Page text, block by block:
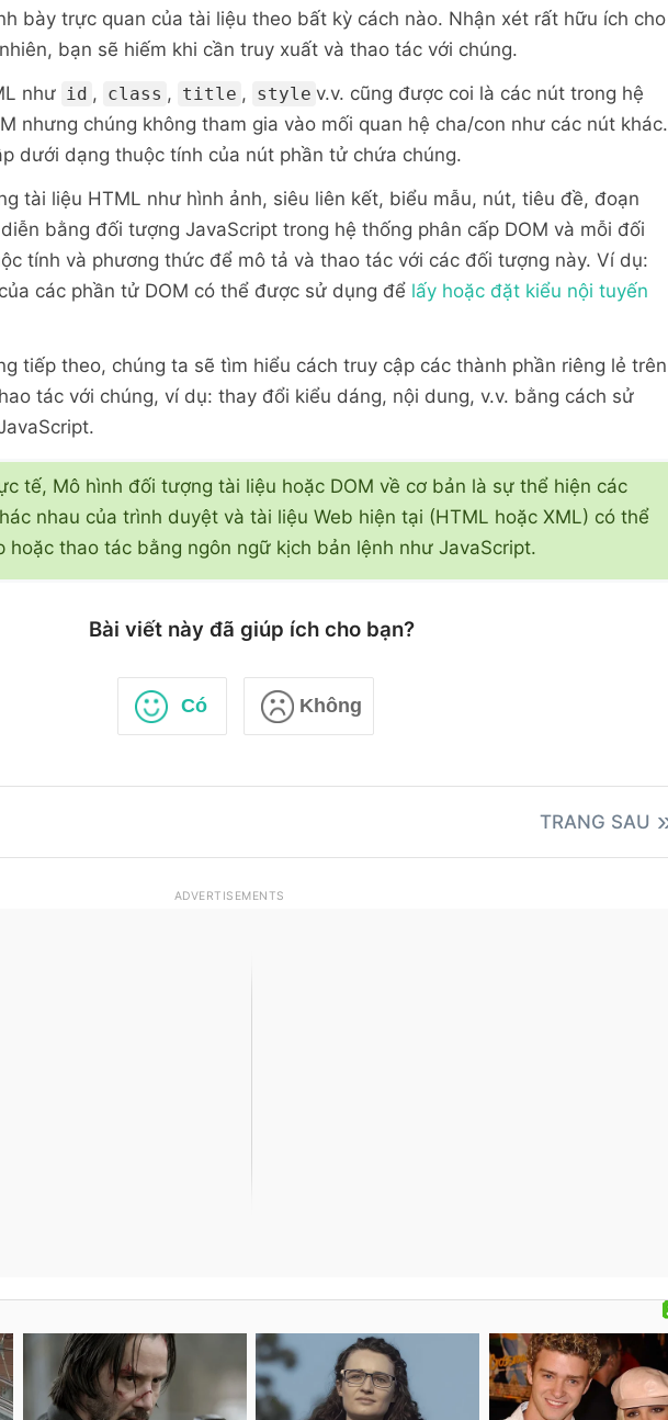
bày trực quan của tài liệu theo bất kỳ cách nào. Nhận xét rất hữu ích cho
bạn sẽ hiếm khi cần truy xuất và thao tác với chúng.
như id , class , title , style v.v. cũng được coi là các nút trong hệ
nhưng chúng không tham gia vào mối quan hệ cha/con như các nút khác.
dưới dạng thuộc tính của nút phần tử chứa chúng.
tài liệu HTML như hình ảnh, siêu liên kết, biểu mẫu, nút, tiêu đề, đoạn
bằng đối tượng JavaScript trong hệ thống phân cấp DOM và mỗi đối
tính và phương thức để mô tả và thao tác với các đối tượng này. Ví dụ:
của các phần tử DOM có thể được sử dụng để lấy hoặc đặt kiểu nội tuyến
tiếp theo, chúng ta sẽ tìm hiểu cách truy cập các thành phần riêng lẻ trên
tác với chúng, ví dụ: thay đổi kiểu dáng, nội dung, v.v. bằng cách sử
tế, Mô hình đối tượng tài liệu hoặc DOM về cơ bản là sự thể hiện các
nhau của trình duyệt và tài liệu Web hiện tại (HTML hoặc XML) có thể
hoặc thao tác bằng ngôn ngữ kịch bản lệnh như JavaScript.
Bài viết này đã giúp ích cho bạn?
Có Không
TRANG SAU
ADVERTISEMENTS